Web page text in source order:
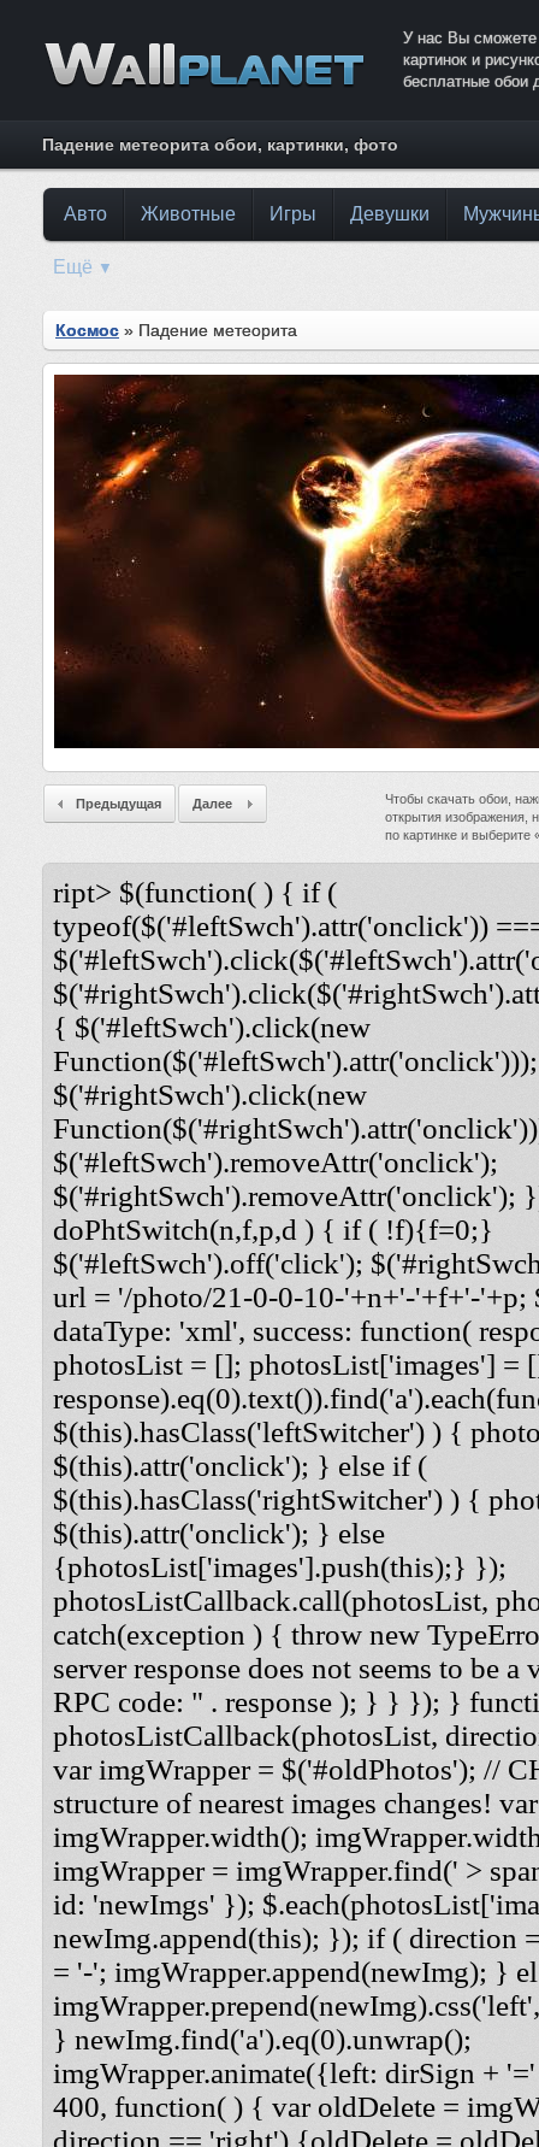
У нас Вы сможете
картинок и
бесплатные обои
Падение метеорита обои, картинки, фото
Авто Животные Игры Девушки
Ещё ▼
Космос » Падение метеорита
Чтобы скачать обои,
открытия изображения,
по картинке и
Предыдущая Далее
ript> $(function( ) { if (
typeof($('#leftSwch').attr('onclick'))
{ $('#leftSwch').click(new
Function($('#leftSwch').attr('onclick')));
$('#rightSwch').click(new
$('#leftSwch').removeAttr('onclick');
$('#rightSwch').removeAttr('onclick');
doPhtSwitch(n,f,p,d ) { if ( !f){f=0;}
$('#leftSwch').off('click');
url = '/photo/21-0-0-10-'+n+'-'+f+'-'+p;
dataType: 'xml', success: function(
photosList = []; photosList['images'] =
$(this).hasClass('leftSwitcher') ) {
$(this).attr('onclick'); } else if (
$(this).hasClass('rightSwitcher') ) {
$(this).attr('onclick'); } else
{photosList['images'].push(this);} });
photosListCallback.call(photosList,
catch(exception ) { throw new
server response does not seems to be
RPC code: " . response ); } } }); }
photosListCallback(photosList,
var imgWrapper = $('#oldPhotos'); //
structure of nearest images changes!
imgWrapper.width();
imgWrapper = imgWrapper.find(' >
id: 'newImgs' });
newImg.append(this); }); if ( direction
= '-'; imgWrapper.append(newImg); }
} newImg.find('a').eq(0).unwrap();
imgWrapper.animate({left: dirSign +
400, function( ) { var oldDelete =
direction == 'right') {oldDelete =